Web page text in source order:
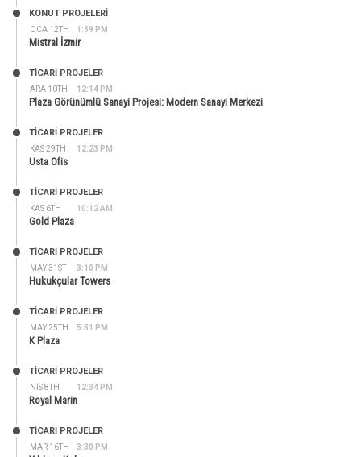
OCA 12TH 1:39 PM
KONUT PROJELERI
Mistral İzmir
ARA 10TH 12:14 PM
TİCARİ PROJELER
Plaza Görünümlü Sanayi Projesi: Modern Sanayi Merkezi
KAS 29TH 12:23 PM
TİCARİ PROJELER
Usta Ofis
KAS 6TH 10:12 AM
TİCARİ PROJELER
Gold Plaza
MAY 31ST 3:10 PM
TİCARİ PROJELER
Hukukçular Towers
MAY 25TH 5:51 PM
TİCARİ PROJELER
K Plaza
NIS 8TH 12:34 PM
TİCARİ PROJELER
Royal Marin
MAR 16TH 3:30 PM
TİCARİ PROJELER